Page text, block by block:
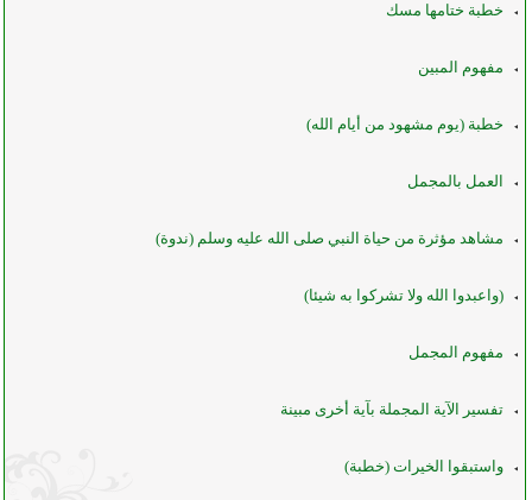
خطبة ختامها مسك
مفهوم المبين
خطبة (يوم مشهود من أيام الله)
العمل بالمجمل
مشاهد مؤثرة من حياة النبي صلى الله عليه وسلم (ندوة)
(واعبدوا الله ولا تشركوا به شيئا)
مفهوم المجمل
تفسير الآية المجملة بآية أخرى مبينة
واستبقوا الخيرات (خطبة)